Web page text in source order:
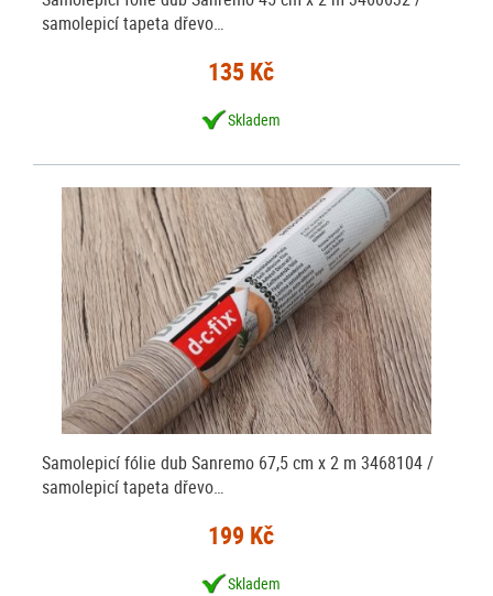
samolepicí tapeta dřevo…
135 Kč
Skladem
Samolepicí fólie dub Sanremo 67,5 cm x 2 m 3468104 /
samolepicí tapeta dřevo…
199 Kč
Skladem